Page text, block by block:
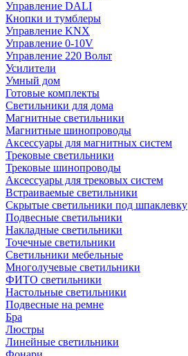
Управление DALI
Кнопки и тумблеры
Управление KNX
Управление 0-10V
Управление 220 Вольт
Усилители
Умный дом
Готовые комплекты
Светильники для дома
Магнитные светильники
Магнитные шинопроводы
Аксессуары для магнитных систем
Трековые светильники
Трековые шинопроводы
Аксессуары для трековых систем
Встраиваемые светильники
Скрытые светильники под шпаклевку
Подвесные светильники
Накладные светильники
Точечные светильники
Светильники мебельные
Многолучевые светильники
ФИТО светильники
Настольные светильники
Подвесные на ремне
Бра
Люстры
Линейные светильники